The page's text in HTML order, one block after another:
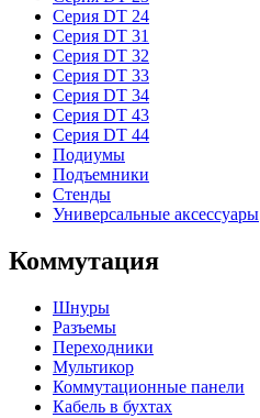
Серия DT 24
Серия DT 31
Серия DT 32
Серия DT 33
Серия DT 34
Серия DT 43
Серия DT 44
Подиумы
Подъемники
Стенды
Универсальные аксессуары
Коммутация
Шнуры
Разъемы
Переходники
Мультикор
Коммутационные панели
Кабель в бухтах